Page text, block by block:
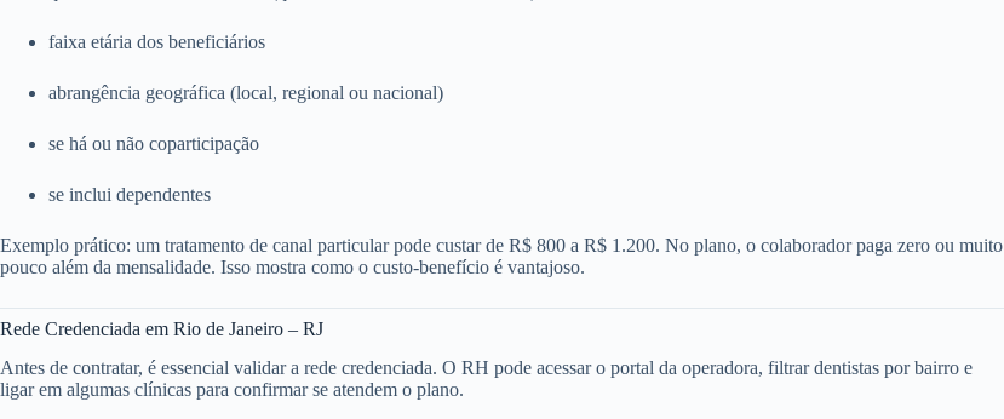
faixa etária dos beneficiários
abrangência geográfica (local, regional ou nacional)
se há ou não coparticipação
se inclui dependentes
Exemplo prático: um tratamento de canal particular pode custar de R$ 800 a R$ 1.200. No plano, o colaborador paga zero ou muito
pouco além da mensalidade. Isso mostra como o custo-benefício é vantajoso.
Rede Credenciada em Rio de Janeiro – RJ
Antes de contratar, é essencial validar a rede credenciada. O RH pode acessar o portal da operadora, filtrar dentistas por bairro e
ligar em algumas clínicas para confirmar se atendem o plano.